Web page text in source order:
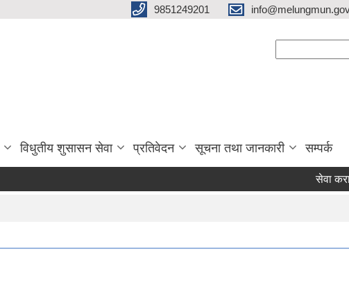
9851249201
विधुतीय शुसासन सेवा प्रतिवेदन सूचना तथा जानकारी सम्पर्क
सेवा